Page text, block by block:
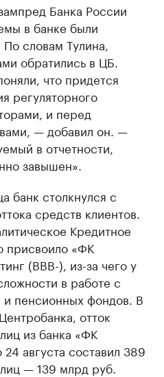
Банка России
в банке были
словам Тулина,
обратились в ЦБ.
что придется
регуляторного
и перед
— добавил он. —
в отчетности,
завышен».
банк столкнулся с
средств клиентов.
Кредитное
присвоило «ФК
(ВВВ-), из-за чего у
в работе с
и пенсионных фондов. В
отток
из банка «ФК
августа составил 389
— 139 млрд руб.